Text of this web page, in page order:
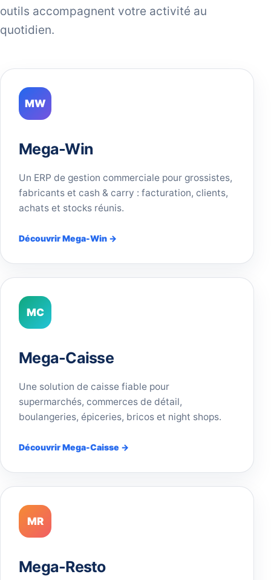
outils accompagnent votre activité au
quotidien.
MW
Mega-Win
Un ERP de gestion commerciale pour grossistes,
fabricants et cash & carry : facturation, clients,
achats et stocks réunis.
Découvrir Mega-Win →
MC
Mega-Caisse
Une solution de caisse fiable pour
supermarchés, commerces de détail,
boulangeries, épiceries, bricos et night shops.
Découvrir Mega-Caisse →
MR
Mega-Resto